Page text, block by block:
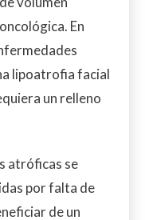
En
lipoatrofia facial
un relleno
atróficas se
por falta de
de un